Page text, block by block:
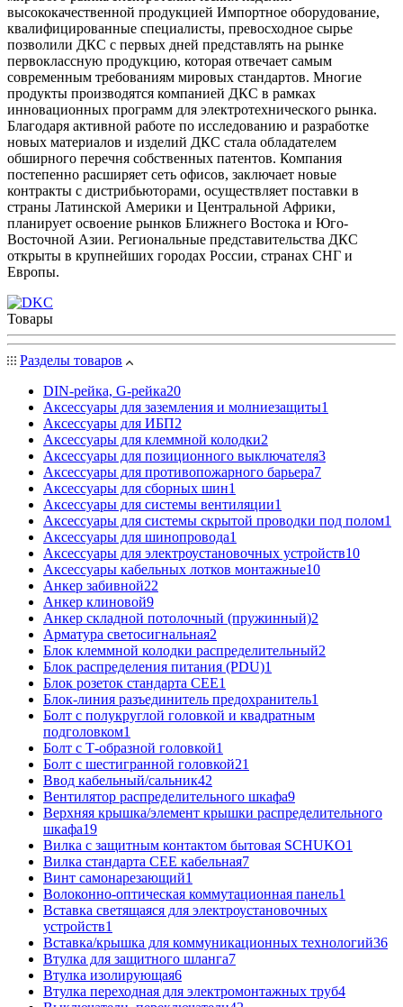
высококачественной продукцией Импортное оборудование,
квалифицированные специалисты, превосходное сырье
позволили ДКС с первых дней представлять на рынке
первоклассную продукцию, которая отвечает самым
современным требованиям мировых стандартов. Многие
продукты производятся компанией ДКС в рамках
инновационных программ для электротехнического рынка.
Благодаря активной работе по исследованию и разработке
новых материалов и изделий ДКС стала обладателем
обширного перечня собственных патентов. Компания
постепенно расширяет сеть офисов, заключает новые
контракты с дистрибьюторами, осуществляет поставки в
страны Латинской Америки и Центральной Африки,
планирует освоение рынков Ближнего Востока и Юго-
Восточной Азии. Региональные представительства ДКС
открыты в крупнейших городах России, странах СНГ и
Европы.
Товары
Разделы товаров
DIN-рейка, G-рейка20
Аксессуары для заземления и молниезащиты1
Аксессуары для ИБП2
Аксессуары для клеммной колодки2
Аксессуары для позиционного выключателя3
Аксессуары для противопожарного барьера7
Аксессуары для сборных шин1
Аксессуары для системы вентиляции1
Аксессуары для системы скрытой проводки под полом1
Аксессуары для шинопровода1
Аксессуары для электроустановочных устройств10
Аксессуары кабельных лотков монтажные10
Анкер забивной22
Анкер клиновой9
Анкер складной потолочный (пружинный)2
Арматура светосигнальная2
Блок клеммной колодки распределительный2
Блок распределения питания (PDU)1
Блок розеток стандарта CEE1
Блок-линия разъединитель предохранитель1
Болт с полукруглой головкой и квадратным
подголовком1
Болт с Т-образной головкой1
Болт с шестигранной головкой21
Ввод кабельный/сальник42
Вентилятор распределительного шкафа9
Верхняя крышка/элемент крышки распределительного
шкафа19
Вилка с защитным контактом бытовая SCHUKO1
Вилка стандарта CEE кабельная7
Винт самонарезающий1
Волоконно-оптическая коммутационная панель1
Вставка светящаяся для электроустановочных
устройств1
Вставка/крышка для коммуникационных технологий36
Втулка для защитного шланга7
Втулка изолирующая6
Втулка переходная для электромонтажных труб4